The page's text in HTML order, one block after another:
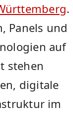
.
Panels und
auf
stehen
digitale
im